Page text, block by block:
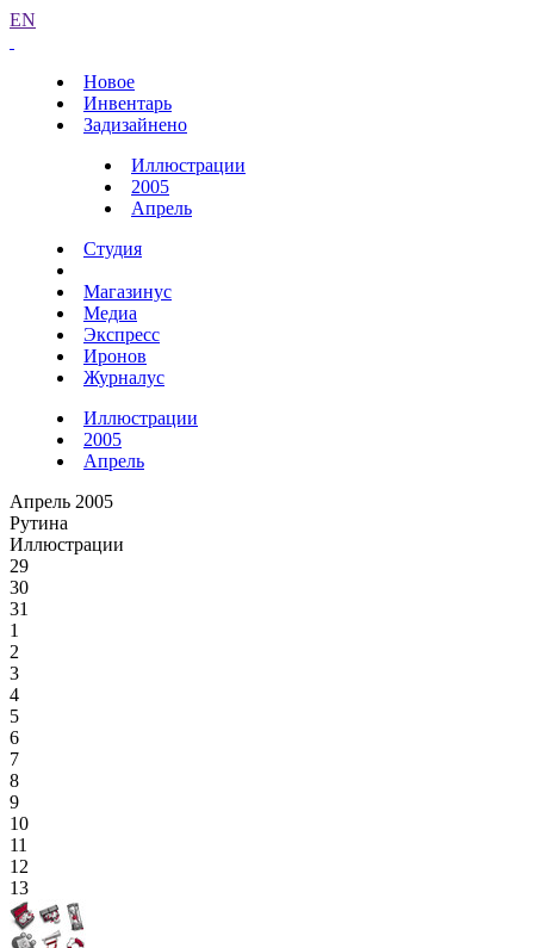
EN
Новое
Инвентарь
Задизайнено
Иллюстрации
2005
Апрель
Студия
Магазинус
Медиа
Экспресс
Иронов
Журналус
Иллюстрации
2005
Апрель
Апрель 2005
Рутина
Иллюстрации
29
30
31
1
2
3
4
5
6
7
8
9
10
11
12
13